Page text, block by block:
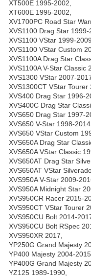
XT500E 1995-2002,
XT600E 1995-2002,
XV1700PC Road Star
XVS1100 Drag Star 1999-
XVS1100 VStar 1999-
XVS1100 VStar Custom
XVS1100A Drag Star
XVS1100A V-Star Classic
XVS1300 VStar 2007-
XVS1300CT VStar Tourer
XVS400 Drag Star 1996-
XVS400C Drag Star
XVS650 Drag Star 1997-
XVS650 V-Star 1998-
XVS650 VStar Custom
XVS650A Drag Star
XVS650A VStar Classic
XVS650AT Drag Star
XVS650AT VStar
XVS950A V-Star 2009-
XVS950A Midnight Star
XVS950CR Racer 2015-
XVS950CT VStar Tourer
XVS950CU Bolt 2014-
XVS950CU Bolt RSpec
XVS950XR 2017,
YP250G Grand Majesty
YP400 Majesty 2004-
YP400G Grand Majesty
YZ125 1989-1990,